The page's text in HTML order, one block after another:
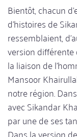
Bientôt, chacun
d'histoires de
ressemblaient,
version
la liaison de
Mansoor
notre région.
avec Sikandar
par une de ses